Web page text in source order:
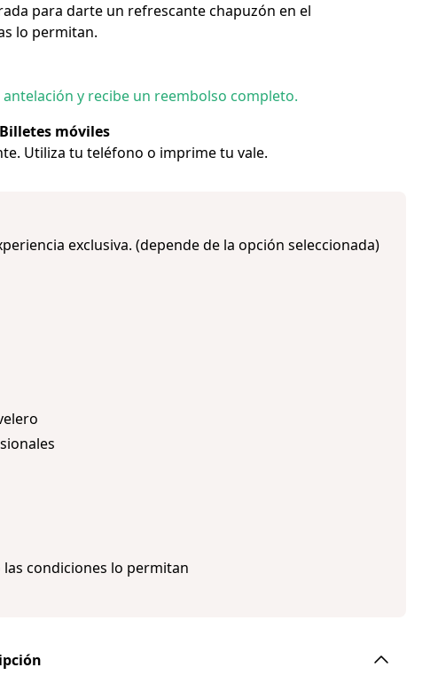
para darte un refrescante chapuzón en el
lo permitan.
antelación y recibe un reembolso completo.
móviles
Utiliza tu teléfono o imprime tu vale.
exclusiva. (depende de la opción seleccionada)
condiciones lo permitan